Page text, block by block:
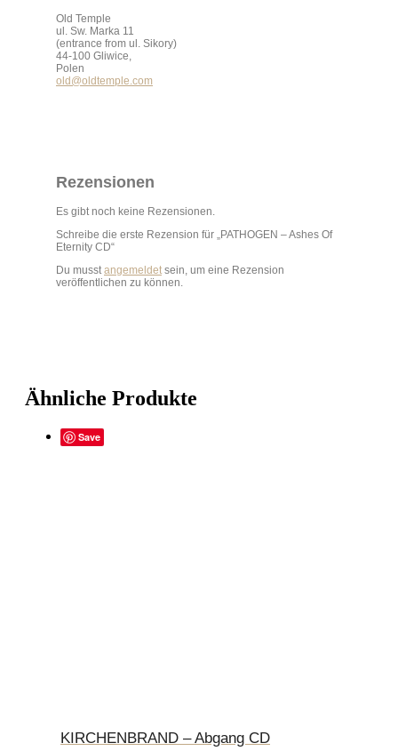
Old Temple
ul. Sw. Marka 11
(entrance from ul. Sikory)
44-100 Gliwice,
Polen
old@oldtemple.com
Rezensionen
Es gibt noch keine Rezensionen.
Schreibe die erste Rezension für „PATHOGEN – Ashes Of
Eternity CD“
Du musstangemeldetsein, um eine Rezension
veröffentlichen zu können.
Ähnliche Produkte
Save
KIRCHENBRAND – Abgang CD